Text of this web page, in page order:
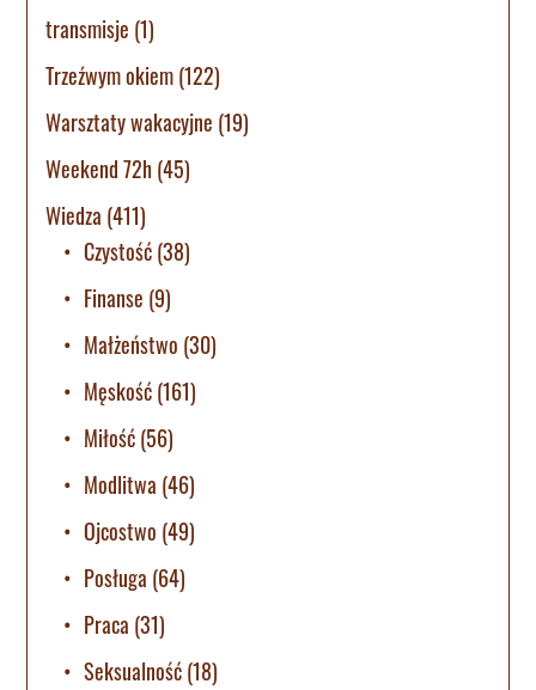
transmisje (1)
Trzeźwym okiem(122)
Warsztaty wakacyjne (19)
Weekend 72h(45)
Wiedza (411)
Czystość(38)
Finanse (9)
Małżeństwo (30)
Męskość(161)
Miłość(56)
Modlitwa (46)
Ojcostwo (49)
Posługa (64)
Praca (31)
Seksualność(18)